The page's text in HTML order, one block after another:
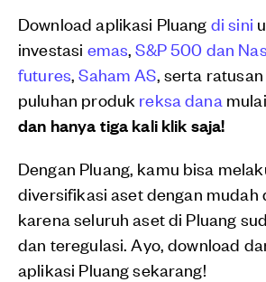
Download aplikasi Pluang di sini
investasi emas,S&P 500 dan
futures,Saham AS, serta ratusan
puluhan produk reksa dana
dan hanya tiga kali klik saja!
Dengan Pluang, kamu bisa
diversifikasi aset dengan mudah
karena seluruh aset di Pluang
dan teregulasi. Ayo, download
aplikasi Pluang sekarang!